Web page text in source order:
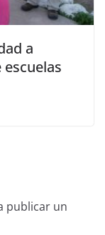
a
publicar un